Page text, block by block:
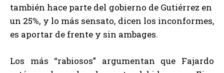
también hace parte del gobierno de Gutiérrez en
un 25%, y lo más sensato, dicen los inconformes,
es aportar de frente y sin ambages.
Los más “rabiosos” argumentan que Fajardo